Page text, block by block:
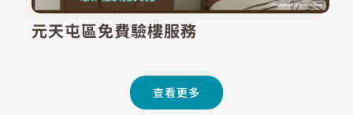
元天屯區免費驗樓服務
查看更多